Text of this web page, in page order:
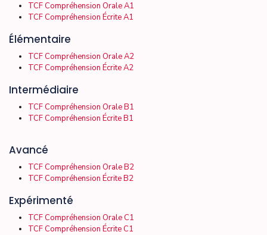
TCF Compréhension Orale A1
TCF Compréhension Écrite A1
Élémentaire
TCF Compréhension Orale A2
TCF Compréhension Écrite A2
Intermédiaire
TCF Compréhension Orale B1
TCF Compréhension Écrite B1
Avancé
TCF Compréhension Orale B2
TCF Compréhension Écrite B2
Expérimenté
TCF Compréhension Orale C1
TCF Compréhension Écrite C1